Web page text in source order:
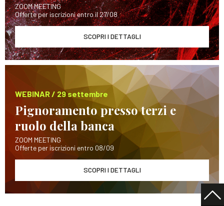
ZOOM MEETING
Offerte per iscrizioni entro il 27/08
SCOPRI I DETTAGLI
WEBINAR / 29 settembre
Pignoramento presso terzi e
ruolo della banca
ZOOM MEETING
Offerte per iscrizioni entro 08/09
SCOPRI I DETTAGLI